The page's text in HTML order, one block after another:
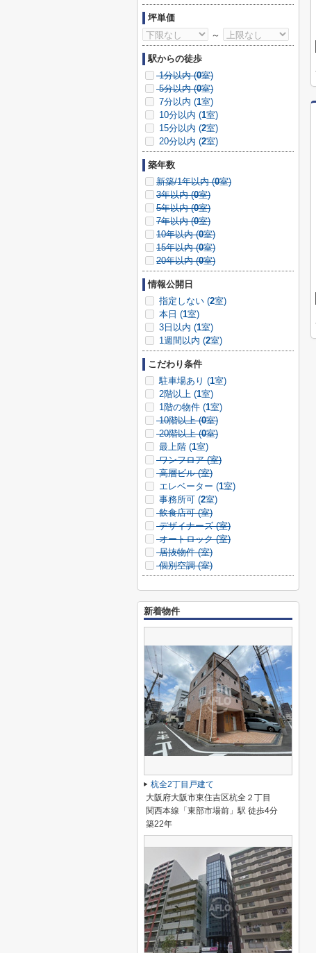
坪単価
～
駅からの徒歩
1分以内 (0室)
5分以内 (0室)
7分以内 (1室)
10分以内 (1室)
15分以内 (2室)
20分以内 (2室)
築年数
新築/1年以内 (0室)
3年以内 (0室)
5年以内 (0室)
7年以内 (0室)
10年以内 (0室)
15年以内 (0室)
20年以内 (0室)
情報公開日
指定しない (2室)
本日 (1室)
3日以内 (1室)
1週間以内 (2室)
こだわり条件
駐車場あり (1室)
2階以上 (1室)
1階の物件 (1室)
10階以上 (0室)
20階以上 (0室)
最上階 (1室)
ワンフロア (室)
高層ビル (室)
エレベーター (1室)
事務所可 (2室)
飲食店可 (室)
デザイナーズ (室)
オートロック (室)
居抜物件 (室)
個別空調 (室)
新着物件
杭全2丁目戸建て
大阪府大阪市東住吉区杭全２丁目
関西本線「東部市場前」駅 徒歩4分
築22年